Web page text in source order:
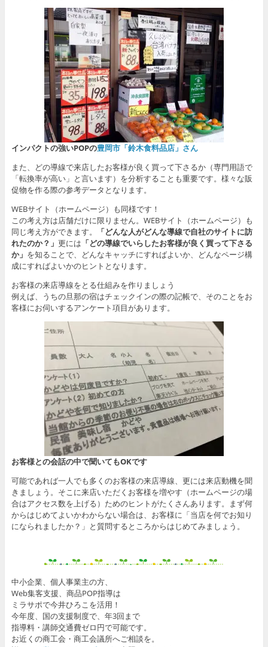
インパクトの強いPOPの豊岡市「鈴木食料品店」さん
また、どの導線で来店したお客様が良く買って下さるか（専門用語で
「転換率が高い」と言います）を分析することも重要です。様々な販
促物を作る際の参考データとなります。
WEBサイト（ホームページ）も同様です！
この考え方は店舗だけに限りません。WEBサイト（ホームページ）も
同じ考え方ができます。
「どんな人がどんな導線で自社のサイトに訪
れたのか？」 更には 「どの導線でいらしたお客様が良く買って下さる
か」 を知ることで、どんなキャッチにすればよいか、どんなページ構
成にすればよいかのヒントとなります。
お客様の来店導線をとる仕組みを作りましょう
例えば、うちの旦那の宿はチェックインの際の記帳で、そのことをお
客様にお伺いするアンケート項目があります。
お客様との会話の中で聞いてもOKです
可能であれば一人でも多くのお客様の来店導線、更には来店動機を聞
きましょう。そこに来店いただくお客様を増やす（ホームページの場
合はアクセス数を上げる）ためのヒントがたくさんあります。まず何
からはじめてよいかわからない場合は、お客様に「当店を何でお知り
になられましたか？」と質問するところからはじめてみましょう。
中小企業、個人事業主の方、
Web集客支援、商品POP指導は
ミラサポで今井ひろこを活用！
今年度、国の支援制度で、年3回まで
指導料・講師交通費ゼロ円で可能です。
お近くの商工会・商工会議所へご相談を。